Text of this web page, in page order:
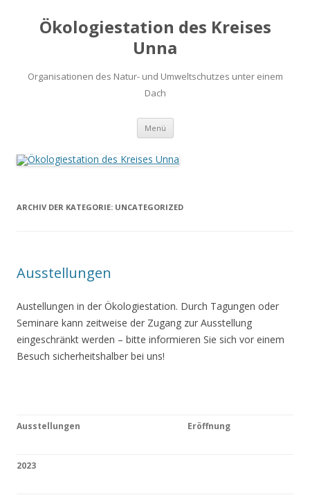
Ökologiestation des Kreises
Unna
Organisationen des Natur- und Umweltschutzes unter einem
Dach
Menü Zum
springen
ARCHIV DER KATEGORIE: UNCATEGORIZED
Ausstellungen
Austellungen in der Ökologiestation. Durch Tagungen oder
Seminare kann zeitweise der Zugang zur Ausstellung
eingeschränkt werden – bitte informieren Sie sich vor einem
Besuch sicherheitshalber bei uns!
Ausstellungen Eröffnung
2023